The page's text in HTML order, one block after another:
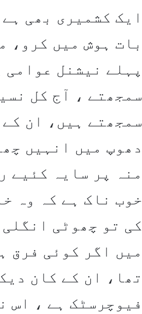
ایک کشمیری بھی
بات ہوش میں کرو،
پہلے نیشنل
سمجھتے ، آج کل
سمجھتے ہیں، ان
دھوپ میں انہیں
منہ پر سایہ کئیے
خوب ناک ہے کہ وہ
کی تو چھوٹی
میں اگر کوئی فرق
تھا، ان کے کان
فیوچرسٹک ہے ، اس